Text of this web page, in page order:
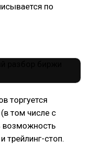
по
торгуется
том числе с
возможность
трейлинг-стоп.